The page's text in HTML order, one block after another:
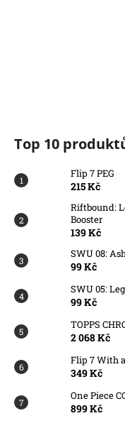
Top 10
Flip 7 PEG
215 Kč
Riftbound:
Booster
139 Kč
SWU 08:
99 Kč
SWU 05:
99 Kč
TOPPS
2 068 Kč
Flip 7 With
349 Kč
One Piece
899 Kč